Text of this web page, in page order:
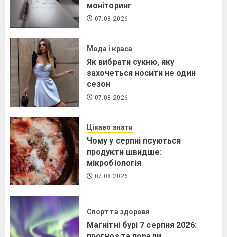
моніторинг
07.08.2026
Мода і краса
Як вибрати сукню, яку
захочеться носити не один
сезон
07.08.2026
Цікаво знати
Чому у серпні псуються
продукти швидше:
мікробіологія
07.08.2026
Спорт та здоровя
Магнітні бурі 7 серпня 2026: